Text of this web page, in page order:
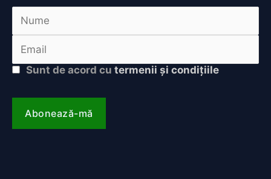
Sunt de acord cu termenii și condițiile